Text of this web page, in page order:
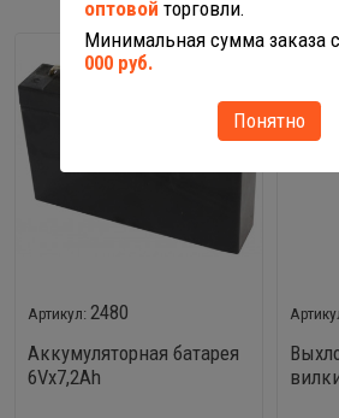
2480
Аккумуляторная батарея
6Vx7,2Ah
оптовой торговли.
Минимальная сумма заказа
000 руб.
Понятно